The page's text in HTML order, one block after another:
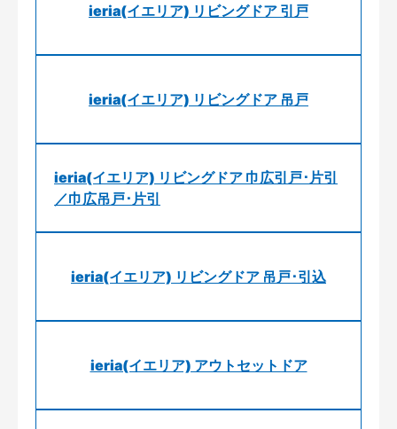
ieria(イエリア) リビングドア 引戸
ieria(イエリア) リビングドア 吊戸
ieria(イエリア) リビングドア 巾広引戸･片引
／巾広吊戸･片引
ieria(イエリア) リビングドア 吊戸･引込
ieria(イエリア) アウトセットドア